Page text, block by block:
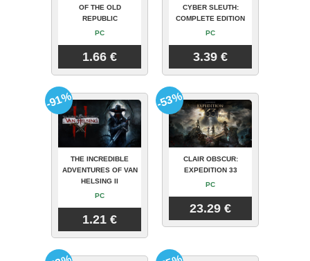
OF THE OLD
REPUBLIC
PC
1.66 €
CYBER SLEUTH:
COMPLETE EDITION
PC
3.39 €
THE INCREDIBLE
ADVENTURES OF VAN
HELSING II
PC
1.21 €
-91%
CLAIR OBSCUR:
EXPEDITION 33
PC
23.29 €
-53%